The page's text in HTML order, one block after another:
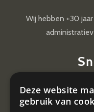
Wij hebben +30
Deze website
gebruik van